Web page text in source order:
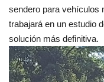
sendero para vehículos
trabajará en un estudio
solución más definitiva.